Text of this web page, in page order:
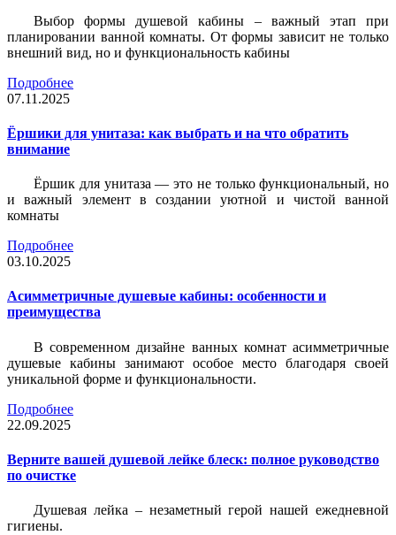
Выбор формы душевой кабины – важный этап при
планировании ванной комнаты. От формы зависит не только
внешний вид, но и функциональность кабины
Подробнее
07.11.2025
Ёршики для унитаза: как выбрать и на что обратить
внимание
Ёршик для унитаза — это не только функциональный, но
и важный элемент в создании уютной и чистой ванной
комнаты
Подробнее
03.10.2025
Асимметричные душевые кабины: особенности и
преимущества
В современном дизайне ванных комнат асимметричные
душевые кабины занимают особое место благодаря своей
уникальной форме и функциональности.
Подробнее
22.09.2025
Верните вашей душевой лейке блеск: полное руководство
по очистке
Душевая лейка – незаметный герой нашей ежедневной
гигиены.